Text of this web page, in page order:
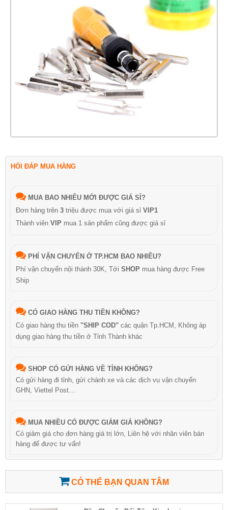
HỎI ĐÁP MUA HÀNG
MUA BAO NHIÊU MỚI ĐƯỢC GIÁ SỈ?
Đơn hàng trên 3 triệu được mua với giá sỉ VIP1
Thành viên VIP mua 1 sản phẩm cũng được giá sỉ
PHÍ VẬN CHUYỂN Ở TP.HCM BAO NHIÊU?
Phí vận chuyển nội thành 30K, Tới SHOP mua hàng được Free
Ship
CÓ GIAO HÀNG THU TIỀN KHÔNG?
Có giao hàng thu tiền "SHIP COD" các quận Tp.HCM, Không áp
dụng giao hàng thu tiền ở Tỉnh Thành khác
SHOP CÓ GỬI HÀNG VỀ TỈNH KHÔNG?
Có gửi hàng đi tỉnh, gửi chành xe và các dịch vụ vận chuyển
GHN, Viettel Post…
MUA NHIỀU CÓ ĐƯỢC GIẢM GIÁ KHÔNG?
Có giảm giá cho đơn hàng giá trị lớn, Liên hệ với nhân viên bán
hàng để được tư vấn!
CÓ THỂ BẠN QUAN TÂM